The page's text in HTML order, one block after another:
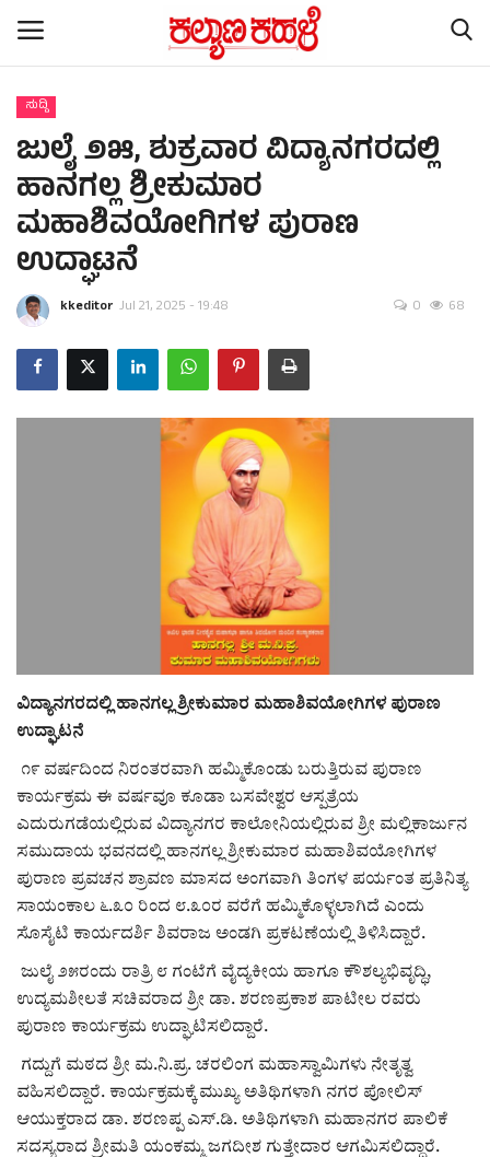
Home
Subscription
Contact
ರಾಷ್ಟ್ರೀಯ ಸುದ್ದಿ
ರಾಜ್ಯ ಸುದ್ದಿ
ಕಲೆ - ಸಾಹಿತ್ಯ
ಪುಸ್ತಕ ಪರಿಚಯ
ಅಂಕಣ
ಸಾಧಕರ ಪರಿಚಯ
ಪತ್ರಕರ್ತರ ಪರಿಚಯ
ಸಂಪಾದಕೀಯ
ಕವನ
Digital Subscription
ಸುದ್ದಿ
ಜುಲೈ ೨೫, ಶುಕ್ರವಾರ ವಿದ್ಯಾನಗರದಲ್ಲಿ
ಹಾನಗಲ್ಲ ಶ್ರೀಕುಮಾರ
ಮಹಾಶಿವಯೋಗಿಗಳ ಪುರಾಣ
ಉದ್ಘಾಟನೆ
kkeditor Jul 21, 2025 - 19:48 0 68
ವಿದ್ಯಾನಗರದಲ್ಲಿ ಹಾನಗಲ್ಲ ಶ್ರೀಕುಮಾರ ಮಹಾಶಿವಯೋಗಿಗಳ ಪುರಾಣ
ಉದ್ಘಾಟನೆ
೧೯ ವರ್ಷದಿಂದ ನಿರಂತರವಾಗಿ ಹಮ್ಮಿಕೊಂಡು ಬರುತ್ತಿರುವ ಪುರಾಣ
ಕಾರ್ಯಕ್ರಮ ಈ ವರ್ಷವೂ ಕೂಡಾ ಬಸವೇಶ್ವರ ಆಸ್ಪತ್ರೆಯ
ಎದುರುಗಡೆಯಲ್ಲಿರುವ ವಿದ್ಯಾನಗರ ಕಾಲೋನಿಯಲ್ಲಿರುವ ಶ್ರೀ ಮಲ್ಲಿಕಾರ್ಜುನ
ಸಮುದಾಯ ಭವನದಲ್ಲಿ ಹಾನಗಲ್ಲ ಶ್ರೀಕುಮಾರ ಮಹಾಶಿವಯೋಗಿಗಳ
ಪುರಾಣ ಪ್ರವಚನ ಶ್ರಾವಣ ಮಾಸದ ಅಂಗವಾಗಿ ತಿಂಗಳ ಪರ್ಯಂತ ಪ್ರತಿನಿತ್ಯ
ಸಾಯಂಕಾಲ ೬.೩೦ ರಿಂದ ೮.೩೦ರ ವರೆಗೆ ಹಮ್ಮಿಕೊಳ್ಳಲಾಗಿದೆ ಎಂದು
ಸೊಸೈಟಿ ಕಾರ್ಯದರ್ಶಿ ಶಿವರಾಜ ಅಂಡಗಿ ಪ್ರಕಟಣೆಯಲ್ಲಿ ತಿಳಿಸಿದ್ದಾರೆ.
ಜುಲೈ ೨೫ರಂದು ರಾತ್ರಿ ೮ ಗಂಟೆಗೆ ವೈದ್ಯಕೀಯ ಹಾಗೂ ಕೌಶಲ್ಯಭಿವೃದ್ಧಿ,
ಉದ್ಯಮಶೀಲತೆ ಸಚಿವರಾದ ಶ್ರೀ ಡಾ. ಶರಣಪ್ರಕಾಶ ಪಾಟೀಲ ರವರು
ಪುರಾಣ ಕಾರ್ಯಕ್ರಮ ಉದ್ಘಾಟಿಸಲಿದ್ದಾರೆ.
ಗದ್ದುಗೆ ಮಠದ ಶ್ರೀ ಮ.ನಿ.ಪ್ರ. ಚರಲಿಂಗ ಮಹಾಸ್ವಾಮಿಗಳು ನೇತೃತ್ವ
ವಹಿಸಲಿದ್ದಾರೆ. ಕಾರ್ಯಕ್ರಮಕ್ಕೆ ಮುಖ್ಯ ಅತಿಥಿಗಳಾಗಿ ನಗರ ಪೋಲಿಸ್
ಆಯುಕ್ತರಾದ ಡಾ. ಶರಣಪ್ಪ ಎಸ್.ಡಿ. ಅತಿಥಿಗಳಾಗಿ ಮಹಾನಗರ ಪಾಲಿಕೆ
ಸದಸ್ಯರಾದ ಶ್ರೀಮತಿ ಯಂಕಮ್ಮ ಜಗದೀಶ ಗುತ್ತೇದಾರ ಆಗಮಿಸಲಿದ್ದಾರೆ.